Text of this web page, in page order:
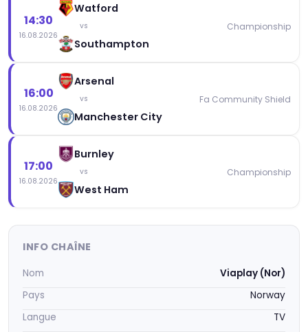
14:30
16.08.2026
Watford
vs
Southampton
Championship
16:00
16.08.2026
Arsenal
vs
Manchester City
Fa Community Shield
17:00
16.08.2026
Burnley
vs
West Ham
Championship
INFO CHAÎNE
Nom
Viaplay (Nor)
Pays
Norway
Langue
TV